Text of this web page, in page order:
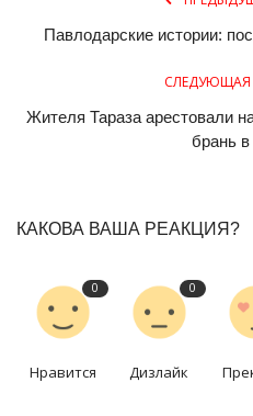
Павлодарские истории:
СЛЕДУЮЩАЯ
Жителя Тараза арестовали
брань в
КАКОВА ВАША РЕАКЦИЯ?
0
Нравится
0
Дизлайк